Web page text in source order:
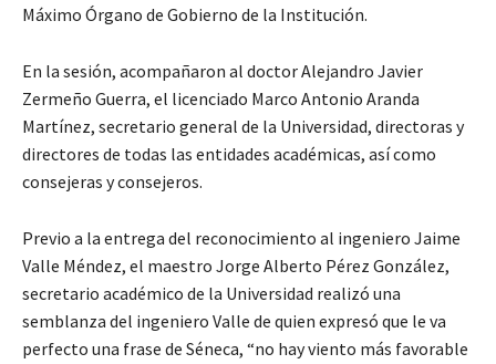
Máximo Órgano de Gobierno de la Institución.
En la sesión, acompañaron al doctor Alejandro Javier
Zermeño Guerra, el licenciado Marco Antonio Aranda
Martínez, secretario general de la Universidad, directoras y
directores de todas las entidades académicas, así como
consejeras y consejeros.
Previo a la entrega del reconocimiento al ingeniero Jaime
Valle Méndez, el maestro Jorge Alberto Pérez González,
secretario académico de la Universidad realizó una
semblanza del ingeniero Valle de quien expresó que le va
perfecto una frase de Séneca, “no hay viento más favorable